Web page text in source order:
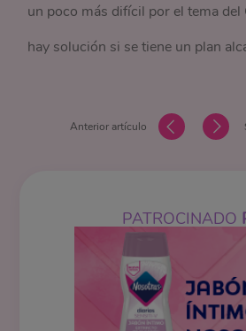
un poco más difícil por el tema del
hay solución si se tiene un plan
Anterior artículo
PATROCINADO